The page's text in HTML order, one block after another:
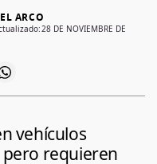
ARCO
28 DE NOVIEMBRE DE
vehículos
pero requieren